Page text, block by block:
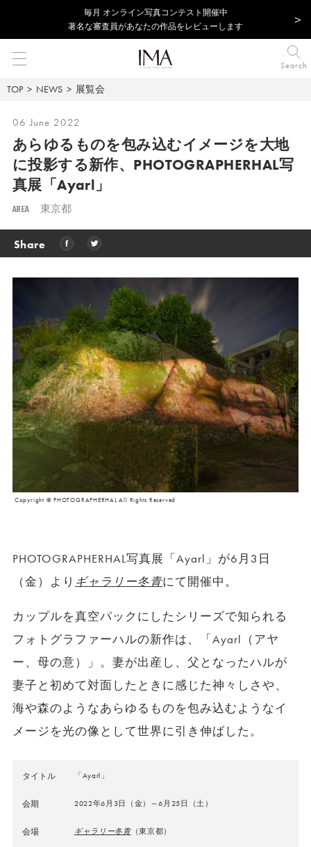
毎⽉ オンライン写真コンテスト開催中
著名な審査員があなたの作品をレビューします
Search
TOP NEWS 展覧会
06 June 2022
あらゆるものを包み込むイメージを大地
に投影する新作、PHOTOGRAPHERHAL写
真展「Ayarl」
AREA 東京都
Share
Copyright © PHOTOGRAPHERHAL All Rights Reserved
PHOTOGRAPHERHAL写真展「Ayarl」が6月3日
（金）より ギャラリー冬青にて開催中。
カップルを真空パックにしたシリーズで知られる
フォトグラファーハルの新作は、「Ayarl（アヤ
ー、母の意）」。妻が出産し、父となったハルが
妻子と初めて対面したときに感じた神々しさや、
海や森のようなあらゆるものを包み込むようなイ
メージを光の像として世界に引き伸ばした。
タイトル 「Ayarl」
会期 2022年6月3日（金）～6月25日（土）
会場 ギャラリー冬青（東京都）